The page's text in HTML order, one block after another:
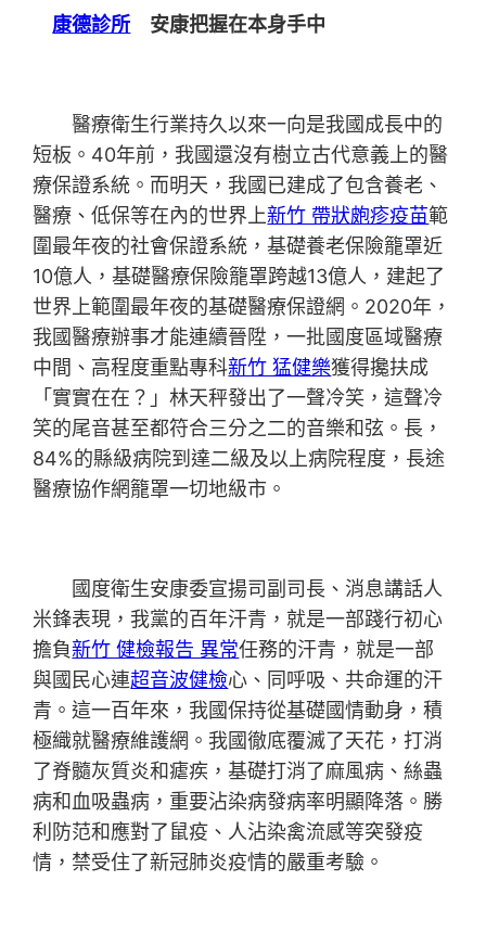
康德診所 安康把握在本身手中
醫療衛生行業持久以來一向是我國成長中的
短板。40年前，我國還沒有樹立古代意義上的醫
療保證系統。而明天，我國已建成了包含養老、
醫療、低保等在內的世界上新竹 帶狀皰疹疫苗範
圍最年夜的社會保證系統，基礎養老保險籠罩近
10億人，基礎醫療保險籠罩跨越13億人，建起了
世界上範圍最年夜的基礎醫療保證網。2020年，
我國醫療辦事才能連續晉陞，一批國度區域醫療
中間、高程度重點專科新竹 猛健樂獲得攙扶成
「實實在在？」林天秤發出了一聲冷笑，這聲冷
笑的尾音甚至都符合三分之二的音樂和弦。長，
84%的縣級病院到達二級及以上病院程度，長途
醫療協作網籠罩一切地級市。
國度衛生安康委宣揚司副司長、消息講話人
米鋒表現，我黨的百年汗青，就是一部踐行初心
擔負新竹 健檢報告 異常任務的汗青，就是一部
與國民心連超音波健檢心、同呼吸、共命運的汗
青。這一百年來，我國保持從基礎國情動身，積
極織就醫療維護網。我國徹底覆滅了天花，打消
了脊髓灰質炎和瘧疾，基礎打消了麻風病、絲蟲
病和血吸蟲病，重要沾染病發病率明顯降落。勝
利防范和應對了鼠疫、人沾染禽流感等突發疫
情，禁受住了新冠肺炎疫情的嚴重考驗。